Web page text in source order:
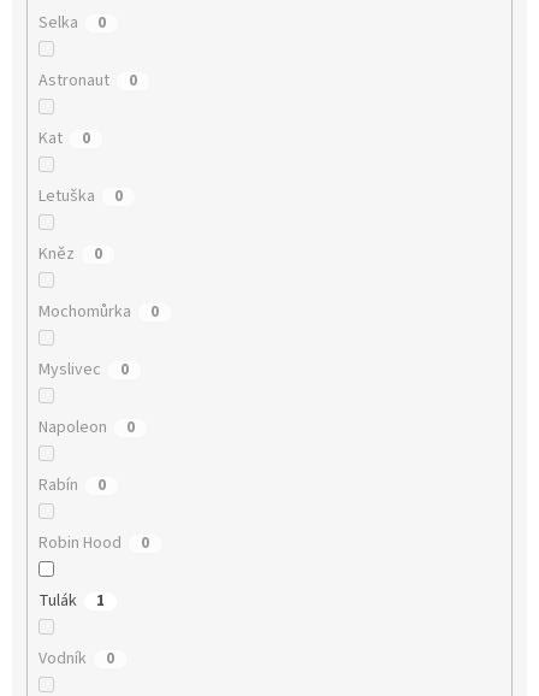
Selka 0
Astronaut 0
Kat 0
Letuška 0
Kněz 0
Mochomůrka 0
Myslivec 0
Napoleon 0
Rabín 0
Robin Hood 0
Tulák 1
Vodník 0